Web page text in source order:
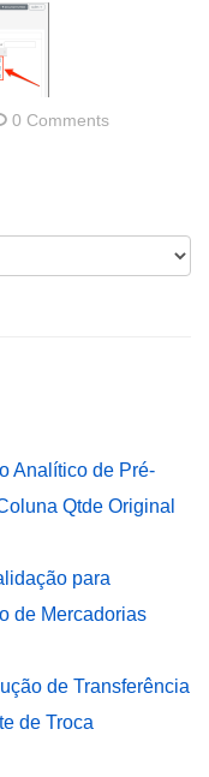
0 Comments
Analítico de Pré-
Qtde Original
para
de Mercadorias
de Transferência
de Troca